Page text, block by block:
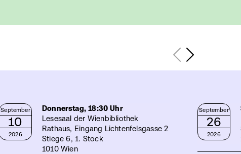
September
10
2026
Donnerstag, 18:30 Uhr
Lesesaal der Wienbibliothek
Rathaus, Eingang Lichtenfelsgasse 2
Stiege 6, 1. Stock
1010 Wien
September
26
2026